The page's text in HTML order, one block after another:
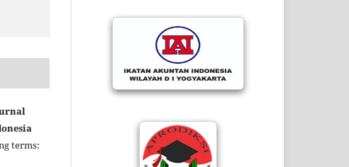
terms: